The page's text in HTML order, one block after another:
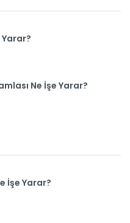
Yarar?
Ne İşe Yarar?
İşe Yarar?